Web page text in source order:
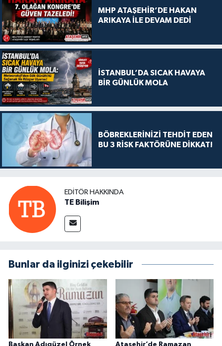
MHP ATAŞEHİR’DE HAKAN
ARIKAYA İLE DEVAM DEDİ
İSTANBUL’DA SICAK HAVAYA
BİR GÜNLÜK MOLA
BÖBREKLERİNİZİ TEHDİT EDEN
BU 3 RİSK FAKTÖRÜNE DİKKAT!
EDITÖR HAKKINDA
TE Bilişim
Bunlar da ilginizi çekebilir
Başkan Adıgüzel Örnek
Ataşehir’de Ramazan